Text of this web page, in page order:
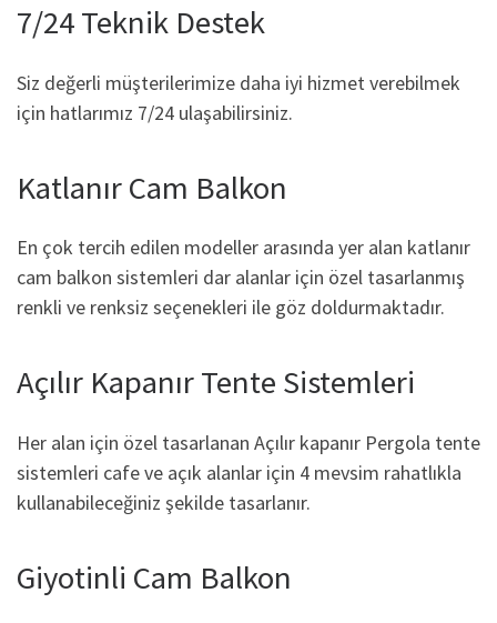
7/24 Teknik Destek
Siz değerli müşterilerimize daha iyi hizmet verebilmek
için hatlarımız 7/24 ulaşabilirsiniz.
Katlanır Cam Balkon
En çok tercih edilen modeller arasında yer alan katlanır
cam balkon sistemleri dar alanlar için özel tasarlanmış
renkli ve renksiz seçenekleri ile göz doldurmaktadır.
Açılır Kapanır Tente Sistemleri
Her alan için özel tasarlanan Açılır kapanır Pergola tente
sistemleri cafe ve açık alanlar için 4 mevsim rahatlıkla
kullanabileceğiniz şekilde tasarlanır.
Giyotinli Cam Balkon